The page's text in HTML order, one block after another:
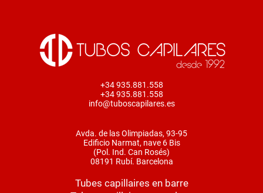
+34 935.881.558
+34 935.881.558
info@tuboscapilares.es
Avda. de las Olimpiadas, 93-95
Edificio Narmat, nave 6 Bis
(Pol. Ind. Can Rosés)
08191 Rubí. Barcelona
Tubes capillaires en barre